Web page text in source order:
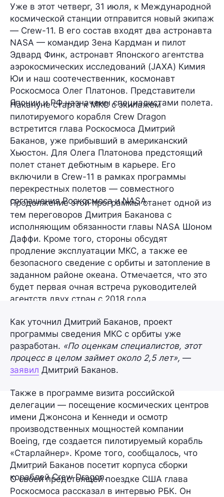
Уже в этот четверг, 31 июля, к Международной
космической станции отправится новый экипаж
— Crew-11. В его состав входят два астронавта
NASA — командир Зена Кардман и пилот
Эдвард Финк, астронавт Японского агентства
аэрокосмических исследований (JAXA) Кимия
Юи и наш соотечественник, космонавт
Роскосмоса Олег Платонов. Представители
Японии и РФ назначены специалистами полета.
Накануне старта к МКС с экипажем
пилотируемого корабля Crew Dragon
встретится глава Роскосмоса Дмитрий
Баканов, уже прибывший в американский
Хьюстон. Для Олега Платонова предстоящий
полет станет дебютным в карьере. Его
включили в Crew-11 в рамках программы
перекрестных полетов — совместного
соглашения Роскосмоса и NASA.
Продолжение этой программы станет одной из
тем переговоров Дмитрия Баканова с
исполняющим обязанности главы NASA Шоном
Даффи. Кроме того, стороны обсудят
продление эксплуатации МКС, а также ее
безопасного сведение с орбиты и затопление в
заданном районе океана. Отмечается, что это
будет первая очная встреча руководителей
агентств двух стран с 2018 года
Как уточнил Дмитрий Баканов, проект
программы сведения МКС с орбиты уже
разработан. «По оценкам специалистов, этот
процесс в целом займет около 2,5 лет», —
заявил Дмитрий Баканов.
Также в программе визита российской
делегации — посещение космических центров
имени Джонсона и Кеннеди и осмотр
производственных мощностей компании
Boeing, где создается пилотируемый корабль
«Старлайнер». Кроме того, сообщалось, что
Дмитрий Баканов посетит корпуса сборки
кораблей Crew Dragon.
О своей предстоящей поездке США глава
Роскосмоса рассказал в интервью РБК. Он